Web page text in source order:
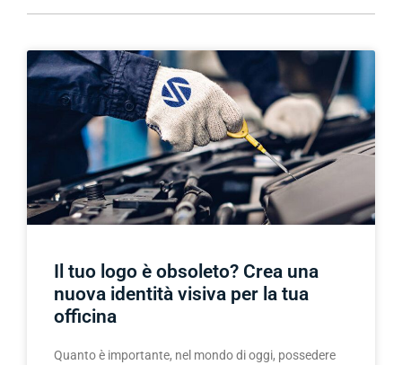
Il tuo logo è obsoleto? Crea una
nuova identità visiva per la tua
officina
Quanto è importante, nel mondo di oggi, possedere